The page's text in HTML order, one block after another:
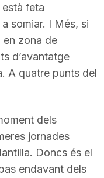
feta
somiar. I Més, si
en zona de
d’avantatge
A quatre punts del
dels
jornades
Doncs és el
endavant dels